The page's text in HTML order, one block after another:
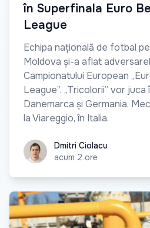
în Superfinala Euro
League
Echipa națională de fotbal
Moldova și-a aflat
Campionatului European
League”. „Tricolorii” vor juca
Danemarca și Germania.
la Viareggio, în Italia.
Dmitri Ciolacu
Dmitri Ciolacu
acum 2 ore